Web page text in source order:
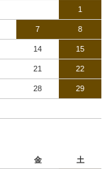
1
7 8
14 15
21 22
28 29
金 土